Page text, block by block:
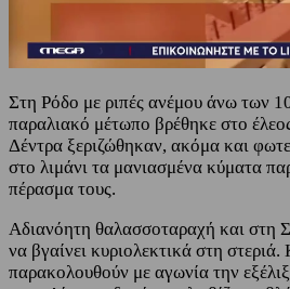
Στη Ρόδο με ριπές ανέμου άνω των
παραλιακό μέτωπο βρέθηκε στο
Δέντρα ξεριζώθηκαν, ακόμα και
στο λιμάνι τα μανιασμένα κύματα
πέρασμα τους.
Αδιανόητη θαλασσοταραχή και στη
να βγαίνει κυριολεκτικά στη
παρακολουθούν με αγωνία την